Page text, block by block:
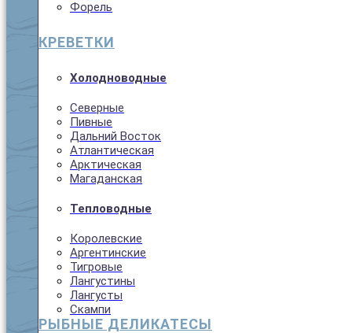
Форель
КРЕВЕТКИ
Холодноводные
Северные
Пивные
Дальний Восток
Атлантическая
Арктическая
Магаданская
Тепловодные
Королевские
Аргентинские
Тигровые
Лангустины
Лангусты
Скампи
РЫБНЫЕ ДЕЛИКАТЕСЫ